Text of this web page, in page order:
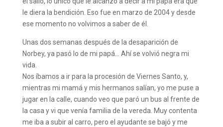
le diera la bendición. Eso fue en marzo de 2004 y desde
ese momento no volvimos a saber de él.
Unas dos semanas después de la desaparición de
Norbey, ya pasó lo de mi papá… Ahí se volvió negra mi
vida.
Nos íbamos a ir para la procesión de Viernes Santo, y,
mientras mi mamá y mis hermanos salían, yo me puse a
jugar en la calle, cuando veo que paró un bus al frente de
la casa y vi que venía familia de la vereda. Muy contenta
me iba a subir al carro, pero el ayudante se bajó y me